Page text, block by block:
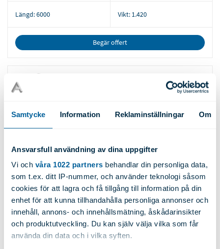
Samtycke Information Reklaminställningar Om
Ansvarsfull användning av dina uppgifter
Vi och våra 1022 partners behandlar din personliga data,
som t.ex. ditt IP-nummer, och använder teknologi såsom
cookies för att lagra och få tillgång till information på din
enhet för att kunna tillhandahålla personliga annonser och
innehåll, annons- och innehållsmätning, åskådarinsikter
och produktutveckling. Du kan själv välja vilka som får
använda din data och i vilka syften.
Längd:6000 Vikt: 1.420
Begär offert
Längd: 6000 Vikt:1.700
Begär offert
Artnr: 20860